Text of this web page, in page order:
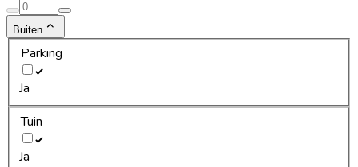
Buiten
Parking
Ja
Tuin
Ja